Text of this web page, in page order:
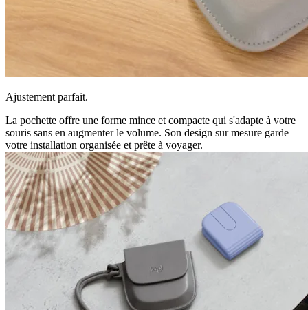
Ajustement parfait.
La pochette offre une forme mince et compacte qui s'adapte à votre
souris sans en augmenter le volume. Son design sur mesure garde
votre installation organisée et prête à voyager.